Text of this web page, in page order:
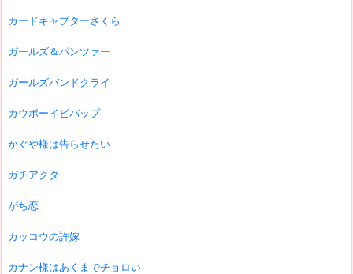
カードキャプターさくら
ガールズ＆パンツァー
ガールズバンドクライ
カウボーイビバップ
かぐや様は告らせたい
ガチアクタ
がち恋
カッコウの許嫁
カナン様はあくまでチョロい